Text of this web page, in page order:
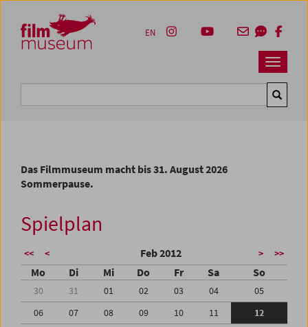
Zum Inhalt
Zum Hauptmenü
Zur Servicenavigation
Zum Suche
Navbar
EN
Das Filmmuseum macht bis 31. August 2026
Sommerpause.
Spielplan
<< < Feb 2012 > >>
Mo Di Mi Do Fr Sa So
30 31 01 02 03 04
05
06
07 08 09 10 11
12